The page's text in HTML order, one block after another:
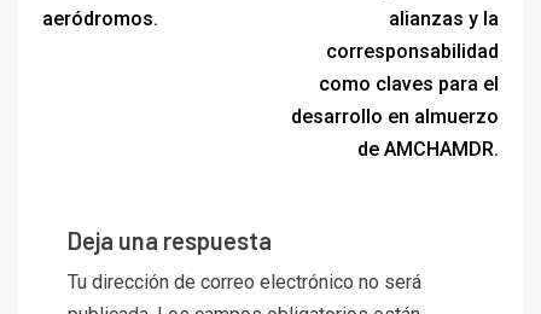
aeródromos.
alianzas y la
corresponsabilidad
como claves para el
desarrollo en almuerzo
de AMCHAMDR.
Deja una respuesta
Tu dirección de correo electrónico no será